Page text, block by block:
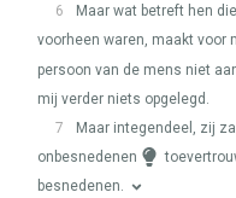
6
Maar wat betreft hen
voorheen waren, maakt voor
persoon van de mens niet
mij verder niets opgelegd.
7
Maar integendeel, zij
onbesnedenen
besnedenen.